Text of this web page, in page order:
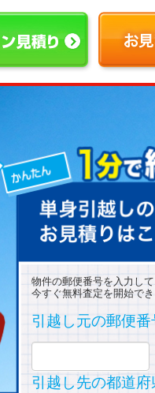
物件の郵便番号を入力し
今すぐ無料査定を開始でき
引越し元の郵便番
引越し先の都道府